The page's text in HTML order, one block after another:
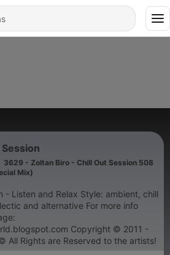
3629 - Zoltan Biro - Chill Out Session 508
Mix)
- Listen and Relax Style: ambient, chill
and alternative For more info
Copyright © 2011 -
All Rights are Reserved to the artists!